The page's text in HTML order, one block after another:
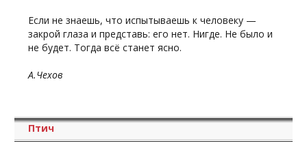
Если не знаешь, что испытываешь к человеку —
закрой глаза и представь: его нет. Нигде. Не было и
не будет. Тогда всё станет ясно.
А.Чехов
Птич